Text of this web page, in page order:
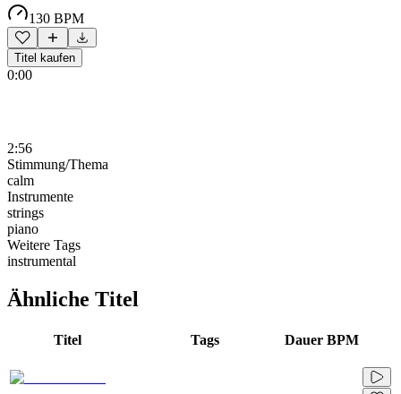
130 BPM
Titel kaufen
0:00
2:56
Stimmung/Thema
calm
Instrumente
strings
piano
Weitere Tags
instrumental
Ähnliche Titel
Titel Tags Dauer BPM